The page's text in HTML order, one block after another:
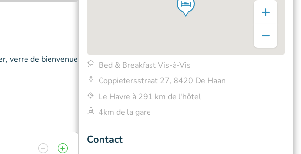
verre de bienvenue
Bed & Breakfast Vis-à-Vis
Coppietersstraat 27, 8420 De Haan
Le Havre à 291 km de l'hôtel
4km de la gare
Contact